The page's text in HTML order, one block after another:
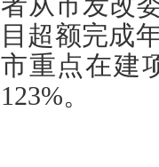
目超额完成
市重点在建
123%。